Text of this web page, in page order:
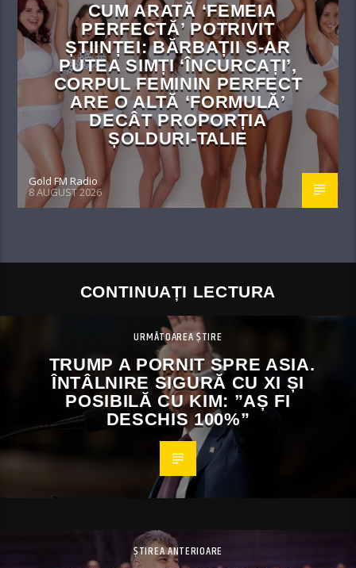
CUM ARATĂ ‘FEMEIA
PERFECTĂ’ POTRIVIT
ȘTIINȚEI: BĂRBAȚII S-AR
PUTEA SIMȚI ‘ÎNCURCAȚI’,
CORPUL FEMININ PERFECT
ARE O ALTĂ ‘FORMULĂ’
DECÂT PROPORȚIA
ȘOLDURI-TALIE
Gold FM Radio
8 AUGUST 2026
CONTINUAȚI LECTURA
URMĂTOAREA ȘTIRE
TRUMP A PORNIT SPRE ASIA.
ÎNTÂLNIRE SIGURĂ CU XI ȘI
POSIBILĂ CU KIM: ”AȘ FI
DESCHIS 100%”
ȘTIREA ANTERIOARE